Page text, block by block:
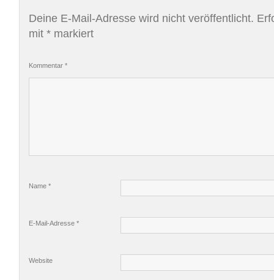
Deine E-Mail-Adresse wird nicht veröffentlicht.
mit * markiert
Kommentar *
Name *
E-Mail-Adresse *
Website